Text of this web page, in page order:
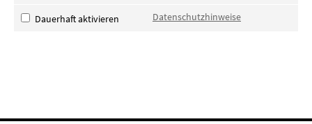
Dauerhaft aktivieren Datenschutzhinweise